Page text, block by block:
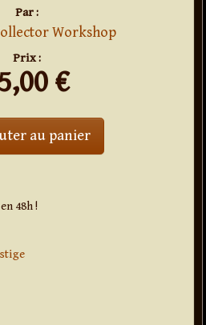
Par :
Workshop
Prix :
€
48h !
au panier' . Ring Box